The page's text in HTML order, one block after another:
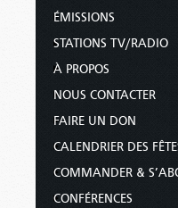
ÉMISSIONS
STATIONS TV/RADIO
À PROPOS
NOUS CONTACTER
FAIRE UN DON
CALENDRIER DES
COMMANDER &
CONFÉRENCES